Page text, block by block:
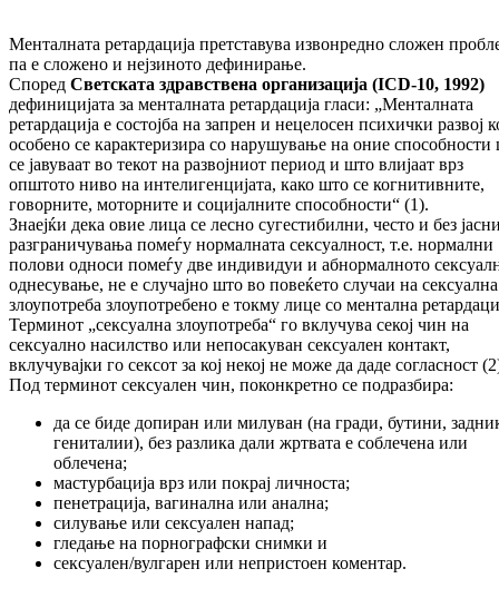
Менталната ретардација претставува извонредно сложен
па е сложено и нејзиното дефинирање.
Според Светската здравствена организација (ICD-10, 1992)
дефиницијата за менталната ретардација гласи: „Менталната
ретардација е состојба на запрен и нецелосен психички развој
особено се карактеризира со нарушување на оние способности
се јавуваат во текот на развојниот период и што влијаат врз
општото ниво на интелигенцијата, како што се когнитивните,
говорните, моторните и социјалните способности“ (1).
Знаејќи дека овие лица се лесно сугестибилни, често и без
разграничувања помеѓу нормалната сексуалност, т.е. нормални
полови односи помеѓу две индивидуи и абнормалното
однесување, не е случајно што во повеќето случаи на сексуална
злоупотреба злоупотребено е токму лице со ментална
Терминот „сексуална злоупотреба“ го вклучува секој чин на
сексуално насилство или непосакуван сексуален контакт,
вклучувајки го сексот за кој некој не може да даде согласност
Под терминот сексуален чин, поконкретно се подразбира:
да се биде допиран или милуван (на гради, бутини,
гениталии), без разлика дали жртвата е соблечена или
облечена;
мастурбација врз или покрај личноста;
пенетрација, вагинална или анална;
силување или сексуален напад;
гледање на порнографски снимки и
сексуален/вулгарен или непристоен коментар.